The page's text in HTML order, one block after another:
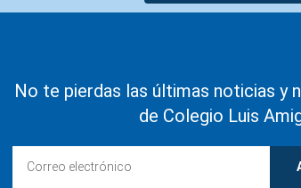
No te pierdas las últimas noticias y
de Colegio Luis